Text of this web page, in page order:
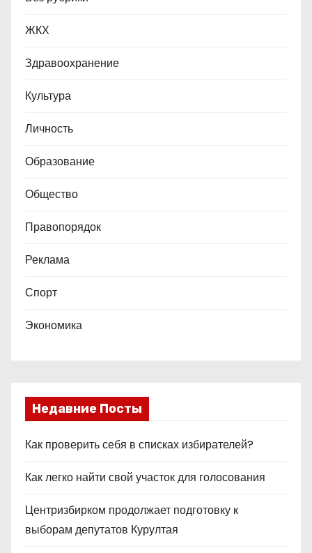
ЖКХ
Здравоохранение
Культура
Личность
Образование
Общество
Правопорядок
Реклама
Спорт
Экономика
Недавние Посты
Как проверить себя в списках избирателей?
Как легко найти свой участок для голосования
Центризбирком продолжает подготовку к
выборам депутатов Курултая